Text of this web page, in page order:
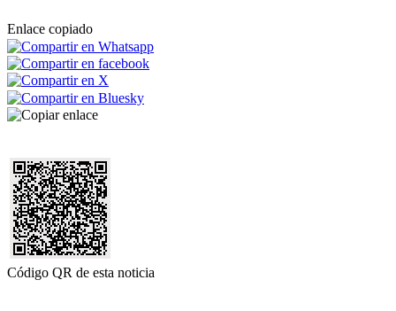
Enlace copiado
Código QR de esta noticia